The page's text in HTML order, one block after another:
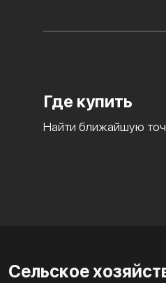
Где купить
Найти ближайшую
Сельское